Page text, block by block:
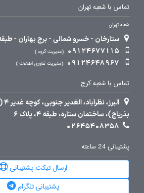
تماس با شعبه تهران
شعبه تهران
ستارخان - خسرو شمالی - برج بهاران - طبقه 7 واحد
09124677115
مدیریت گروه
09124648967 مدیریت فناوری اطلاعات
تماس با شعبه کرج
بذرپاچ)، ساختمان ستاره، طبقه 4، پلاک 6
02645408358
پشتیبانی 24 ساعته
ارسال تیکت پشتیبانی
پشتیبانی تلگرام